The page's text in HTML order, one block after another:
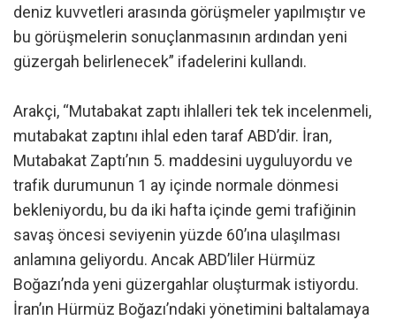
deniz kuvvetleri arasında görüşmeler yapılmıştır ve
bu görüşmelerin sonuçlanmasının ardından yeni
güzergah belirlenecek” ifadelerini kullandı.
Arakçi, “Mutabakat zaptı ihlalleri tek tek incelenmeli,
mutabakat zaptını ihlal eden taraf ABD’dir. İran,
Mutabakat Zaptı’nın 5. maddesini uyguluyordu ve
trafik durumunun 1 ay içinde normale dönmesi
bekleniyordu, bu da iki hafta içinde gemi trafiğinin
savaş öncesi seviyenin yüzde 60’ına ulaşılması
anlamına geliyordu. Ancak ABD’liler Hürmüz
Boğazı’nda yeni güzergahlar oluşturmak istiyordu.
İran’ın Hürmüz Boğazı’ndaki yönetimini baltalamaya